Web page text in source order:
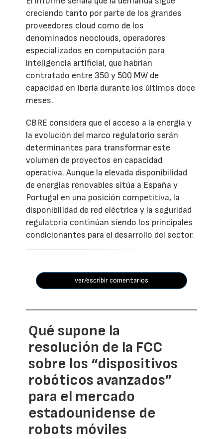
creciendo tanto por parte de los grandes
proveedores cloud como de los
denominados neoclouds, operadores
especializados en computación para
inteligencia artificial, que habrían
contratado entre 350 y 500 MW de
capacidad en Iberia durante los últimos doce
meses.
CBRE considera que el acceso a la energía y
la evolución del marco regulatorio serán
determinantes para transformar este
volumen de proyectos en capacidad
operativa. Aunque la elevada disponibilidad
de energías renovables sitúa a España y
Portugal en una posición competitiva, la
disponibilidad de red eléctrica y la seguridad
regulatoria continúan siendo los principales
condicionantes para el desarrollo del sector.
ver/escribir comentarios
Qué supone la
resolución de la FCC
sobre los “dispositivos
robóticos avanzados”
para el mercado
estadounidense de
robots móviles